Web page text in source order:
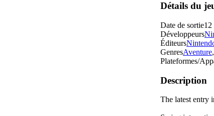
Détails du
Date de sortie12
Développeurs
Éditeurs
GenresAventure,
Plateformes/
Description
The latest entry